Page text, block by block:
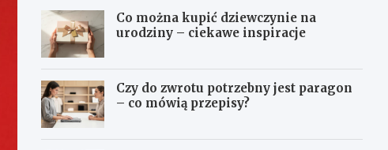
Co można kupić dziewczynie na
urodziny – ciekawe inspiracje
Czy do zwrotu potrzebny jest paragon
– co mówią przepisy?